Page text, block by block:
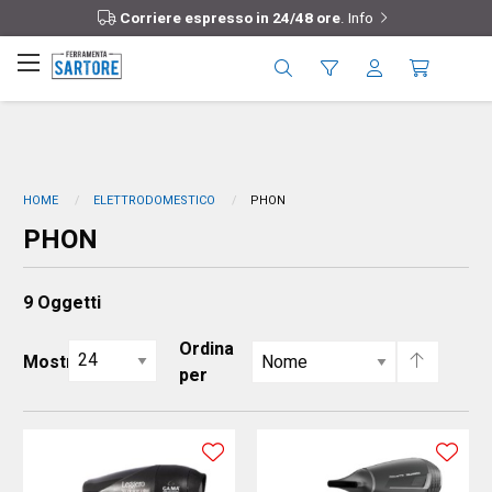
Corriere espresso in 24/48 ore. Info
HOME ELETTRODOMESTICO PHON
PHON
9 Oggetti
Mostra
Ordina
per